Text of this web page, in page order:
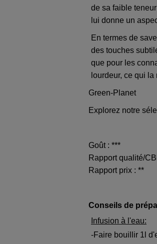
de sa faible
lui donne un
En termes de
des touches
que pour les
lourdeur, ce qui
Green-Planet
Explorez notre
Goût : ***
Rapport qualité/
Rapport prix : **
Conseils de
Infusion à l'eau:
-Faire bouillir 1l